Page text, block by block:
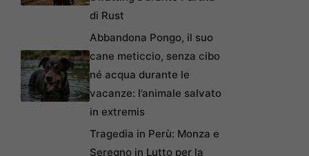
di Rust
Abbandona Pongo, il suo
cane meticcio, senza cibo
né acqua durante le
vacanze: l’animale salvato
in extremis
Tragedia in Perù: Monza e
Seregno in Lutto per la